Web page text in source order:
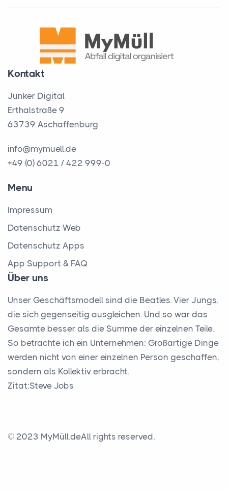
Kontakt
Junker Digital
Erthalstraße 9
63739 Aschaffenburg
info@mymuell.de
+49 (0) 6021 / 422 999-0
Menu
Impressum
Datenschutz Web
Datenschutz Apps
App Support & FAQ
Über uns
Unser Geschäftsmodell sind die Beatles. Vier Jungs,
die sich gegenseitig ausgleichen. Und so war das
Gesamte besser als die Summe der einzelnen Teile.
So betrachte ich ein Unternehmen: Großartige Dinge
werden nicht von einer einzelnen Person geschaffen,
sondern als Kollektiv erbracht.
Zitat:Steve Jobs
© 2023 MyMüll.deAll rights reserved.